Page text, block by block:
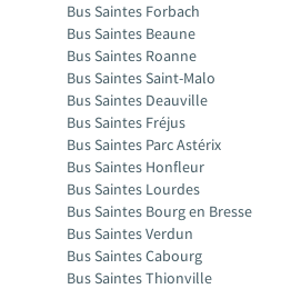
Bus Saintes Forbach
Bus Saintes Beaune
Bus Saintes Roanne
Bus Saintes Saint-Malo
Bus Saintes Deauville
Bus Saintes Fréjus
Bus Saintes Parc Astérix
Bus Saintes Honfleur
Bus Saintes Lourdes
Bus Saintes Bourg en Bresse
Bus Saintes Verdun
Bus Saintes Cabourg
Bus Saintes Thionville